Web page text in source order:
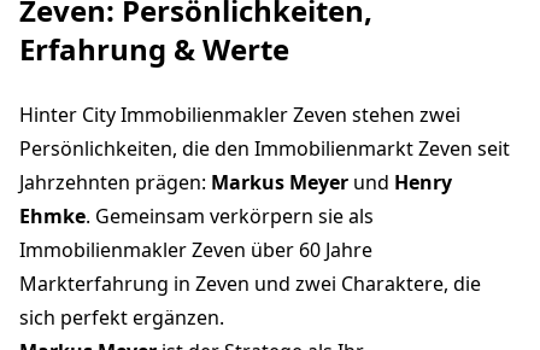
Zeven: Persönlichkeiten,
Erfahrung & Werte
Hinter City Immobilienmakler Zeven stehen zwei
Persönlichkeiten, die den Immobilienmarkt Zeven seit
Jahrzehnten prägen: Markus Meyer und Henry
Ehmke. Gemeinsam verkörpern sie als
Immobilienmakler Zeven über 60 Jahre
Markterfahrung in Zeven und zwei Charaktere, die
sich perfekt ergänzen.